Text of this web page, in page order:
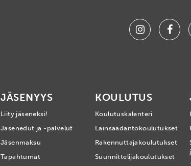
Instagram
JÄSENYYS
Liity jäseneksi!
Jäsenedut ja -palvelut
Jäsenmaksu
Tapahtumat
KOULUTUS
Koulutuskalenteri
Lainsäädäntökoulutukset
Rakennuttajakoulutukset
Suunnittelijakoulutukset